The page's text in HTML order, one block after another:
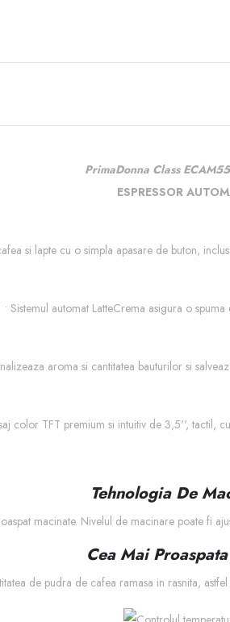
PrimaDonna Class
ESPRESSOR
si lapte cu o simpla apasare de buton,
• Sistemul automat LatteCrema asigura o
aroma si cantitatea bauturilor si
color TFT premium si intuitiv de 3,5'', tactil,
Tehnologia De
macinate. Nivelul de macinare poate fi
Cea Mai
de pudra de cafea ramasa in rasnita,